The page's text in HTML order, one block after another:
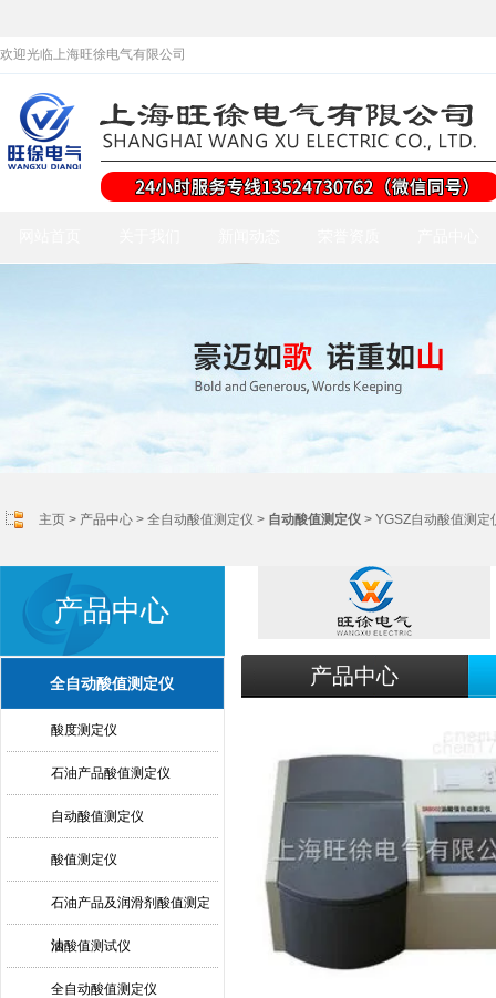
欢迎光临上海旺徐电气有限公司
主页 > 产品中心 > 全自动酸值测定仪 > 自动酸值测定仪 > YGSZ自动酸值测定
产品中心
全自动酸值测定仪
酸度测定仪
石油产品酸值测定仪
自动酸值测定仪
酸值测定仪
石油产品及润滑剂酸值测定
法
油酸值测试仪
全自动酸值测定仪
产品中心